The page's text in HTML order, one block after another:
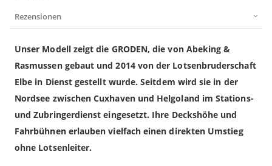
Rezensionen
Unser Modell zeigt die GRODEN, die von Abeking &
Rasmussen gebaut und 2014 von der Lotsenbruderschaft
Elbe in Dienst gestellt wurde. Seitdem wird sie in der
Nordsee zwischen Cuxhaven und Helgoland im Stations-
und Zubringerdienst eingesetzt. Ihre Deckshöhe und
Fahrbühnen erlauben vielfach einen direkten Umstieg
ohne Lotsenleiter.